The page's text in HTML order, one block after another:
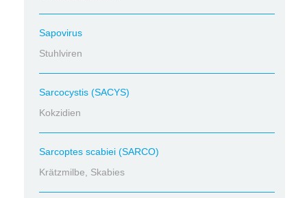
Sapovirus
Stuhlviren
Sarcocystis (SACYS)
Kokzidien
Sarcoptes scabiei (SARCO)
Krätzmilbe, Skabies